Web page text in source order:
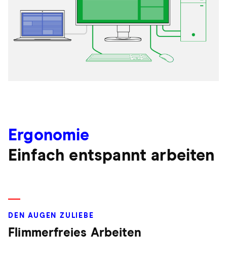
Ergonomie
Einfach entspannt arbeiten
DEN AUGEN ZULIEBE
Flimmerfreies Arbeiten